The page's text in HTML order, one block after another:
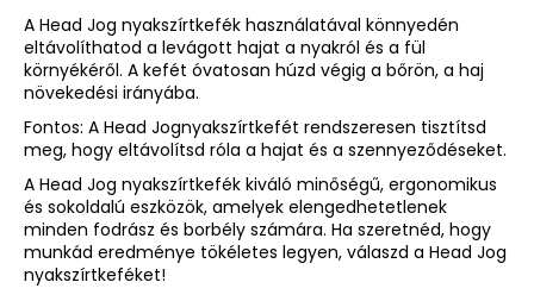
A Head Jog nyakszírtkefék használatával könnyedén
eltávolíthatod a levágott hajat a nyakról és a fül
környékéről. A kefét óvatosan húzd végig a bőrön, a haj
növekedési irányába.
Fontos: A Head Jognyakszírtkefét rendszeresen tisztítsd
meg, hogy eltávolítsd róla a hajat és a szennyeződéseket.
A Head Jog nyakszírtkefék kiváló minőségű, ergonomikus
és sokoldalú eszközök, amelyek elengedhetetlenek
minden fodrász és borbély számára. Ha szeretnéd, hogy
munkád eredménye tökéletes legyen, válaszd a Head Jog
nyakszírtkeféket!